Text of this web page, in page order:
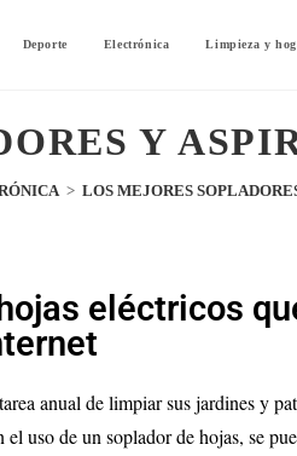
Deporte Electrónica Limpieza y
Y
> LOS MEJORES
eléctricos
anual de limpiar sus jardines y
uso de un soplador de hojas, se